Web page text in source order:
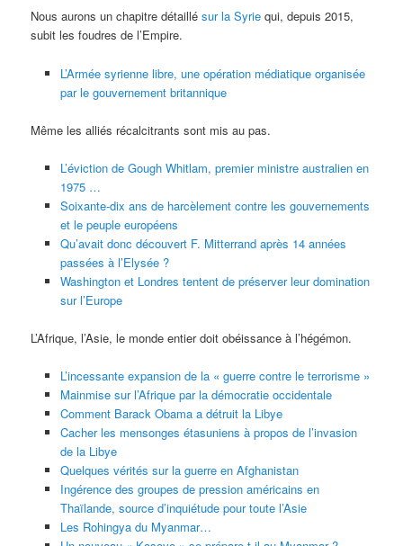
Nous aurons un chapitre détaillésur la Syrie qui, depuis 2015,
subit les foudres de l’Empire.
L’Armée syrienne libre, une opération médiatique organisée
par le gouvernement britannique
Même les alliés récalcitrants sont mis au pas.
L’éviction de Gough Whitlam, premier ministre australien en
1975 …
Soixante-dix ans de harcèlement contre les gouvernements
et le peuple européens
Qu’avait donc découvert F. Mitterrand après 14 années
passées à l’Elysée ?
Washington et Londres tentent de préserver leur domination
sur l’Europe
L’Afrique, l’Asie, le monde entier doit obéissance à l’hégémon.
L’incessante expansion de la « guerre contre le terrorisme »
Mainmise sur l’Afrique par la démocratie occidentale
Comment Barack Obama a détruit la Libye
Cacher les mensonges étasuniens à propos de l’invasion
de la Libye
Quelques vérités sur la guerre en Afghanistan
Ingérence des groupes de pression américains en
Thaïlande, source d’inquiétude pour toute l’Asie
Les Rohingya du Myanmar…